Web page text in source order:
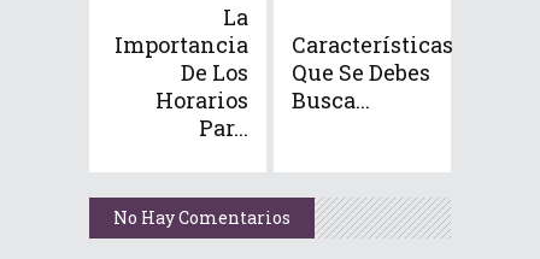
La
Importancia
De Los
Horarios
Par...
Características
Que Se Debes
Busca...
No Hay Comentarios